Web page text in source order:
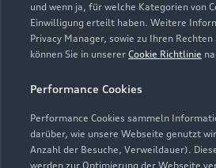
und wenn ja, für welche Kategorien von
Einwilligung erteilt haben. Weitere
Privacy Manager, sowie zu Ihren
können Sie in unserer Cookie Richtlinie
Performance Cookies
Performance Cookies sammeln
darüber, wie unsere Webseite genutzt
Anzahl der Besuche, Verweildauer).
werden zur Optimierung der Webseite